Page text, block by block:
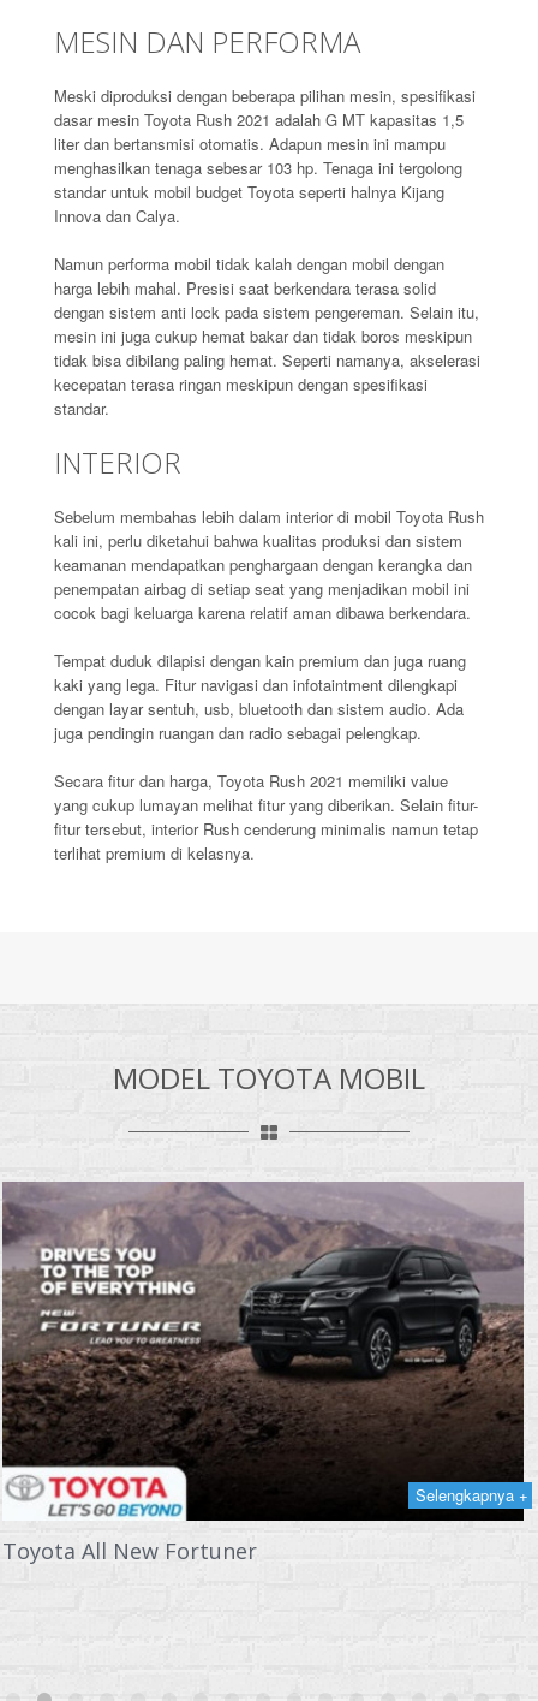
MESIN DAN PERFORMA
Meski diproduksi dengan beberapa pilihan mesin, spesifikasi
dasar mesin Toyota Rush 2021 adalah G MT kapasitas 1,5
liter dan bertansmisi otomatis. Adapun mesin ini mampu
menghasilkan tenaga sebesar 103 hp. Tenaga ini tergolong
standar untuk mobil budget Toyota seperti halnya Kijang
Innova dan Calya.
Namun performa mobil tidak kalah dengan mobil dengan
harga lebih mahal. Presisi saat berkendara terasa solid
dengan sistem anti lock pada sistem pengereman. Selain itu,
mesin ini juga cukup hemat bakar dan tidak boros meskipun
tidak bisa dibilang paling hemat. Seperti namanya, akselerasi
kecepatan terasa ringan meskipun dengan spesifikasi
standar.
INTERIOR
Sebelum membahas lebih dalam interior di mobil Toyota Rush
kali ini, perlu diketahui bahwa kualitas produksi dan sistem
keamanan mendapatkan penghargaan dengan kerangka dan
penempatan airbag di setiap seat yang menjadikan mobil ini
cocok bagi keluarga karena relatif aman dibawa berkendara.
Tempat duduk dilapisi dengan kain premium dan juga ruang
kaki yang lega. Fitur navigasi dan infotaintment dilengkapi
dengan layar sentuh, usb, bluetooth dan sistem audio. Ada
juga pendingin ruangan dan radio sebagai pelengkap.
Secara fitur dan harga, Toyota Rush 2021 memiliki value
yang cukup lumayan melihat fitur yang diberikan. Selain fitur-
fitur tersebut, interior Rush cenderung minimalis namun tetap
terlihat premium di kelasnya.
MODEL TOYOTA MOBIL
Selengkapnya +
Toyota All New Fortuner